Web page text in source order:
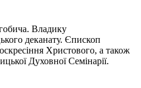
Владику
деканату. Єпископ
Христового, а також
Духовної Семінарії.